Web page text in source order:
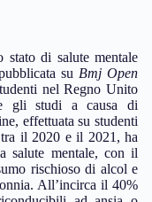
stato di salute mentale
su Bmj Open
nel Regno Unito
gli studi a causa di
effettuata su studenti
il 2020 e il 2021, ha
salute mentale, con il
rischioso di alcol e
All’incirca il 40%